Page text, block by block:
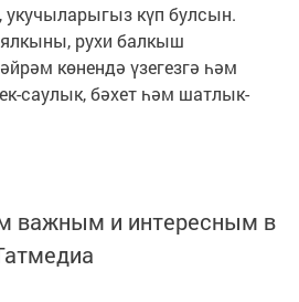
укучыларыгыз күп булсын.
рухи балкыш
көнендә үзегезгә һәм
саулык, бәхет һәм шатлык-
важным и интересным в